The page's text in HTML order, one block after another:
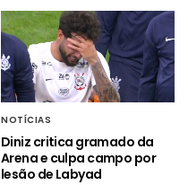
NOTÍCIAS
Diniz critica gramado da
Arena e culpa campo por
lesão de Labyad